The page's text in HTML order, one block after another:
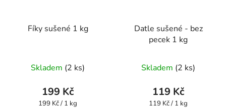
Fíky sušené 1 kg
hodnocení
produktu
je
Skladem (2 ks)
199 Kč
Měrná
199 Kč / 1 kg
Datle sušené - bez
pecek 1 kg
hodnocení
produktu
je
Skladem (2 ks)
119 Kč
Měrná
119 Kč / 1 kg